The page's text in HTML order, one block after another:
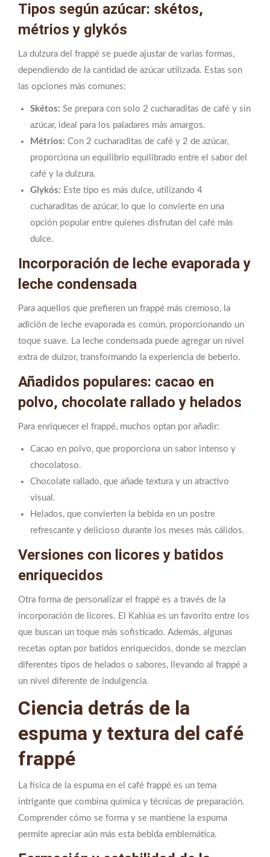
Tipos según azúcar: skétos,
métrios y glykós
La dulzura del frappé se puede ajustar de varias formas,
dependiendo de la cantidad de azúcar utilizada. Estas son
las opciones más comunes:
Skétos: Se prepara con solo 2 cucharaditas de café y sin
azúcar, ideal para los paladares más amargos.
Métrios: Con 2 cucharaditas de café y 2 de azúcar,
proporciona un equilibrio equilibrado entre el sabor del
café y la dulzura.
Glykós: Este tipo es más dulce, utilizando 4
cucharaditas de azúcar, lo que lo convierte en una
opción popular entre quienes disfrutan del café más
dulce.
Incorporación de leche evaporada y
leche condensada
Para aquellos que prefieren un frappé más cremoso, la
adición de leche evaporada es común, proporcionando un
toque suave. La leche condensada puede agregar un nivel
extra de dulzor, transformando la experiencia de beberlo.
Añadidos populares: cacao en
polvo, chocolate rallado y helados
Para enriquecer el frappé, muchos optan por añadir:
Cacao en polvo, que proporciona un sabor intenso y
chocolatoso.
Chocolate rallado, que añade textura y un atractivo
visual.
Helados, que convierten la bebida en un postre
refrescante y delicioso durante los meses más cálidos.
Versiones con licores y batidos
enriquecidos
Otra forma de personalizar el frappé es a través de la
incorporación de licores. El Kahlúa es un favorito entre los
que buscan un toque más sofisticado. Además, algunas
recetas optan por batidos enriquecidos, donde se mezclan
diferentes tipos de helados o sabores, llevando al frappé a
un nivel diferente de indulgencia.
Ciencia detrás de la
espuma y textura del café
frappé
La física de la espuma en el café frappé es un tema
intrigante que combina química y técnicas de preparación.
Comprender cómo se forma y se mantiene la espuma
permite apreciar aún más esta bebida emblemática.